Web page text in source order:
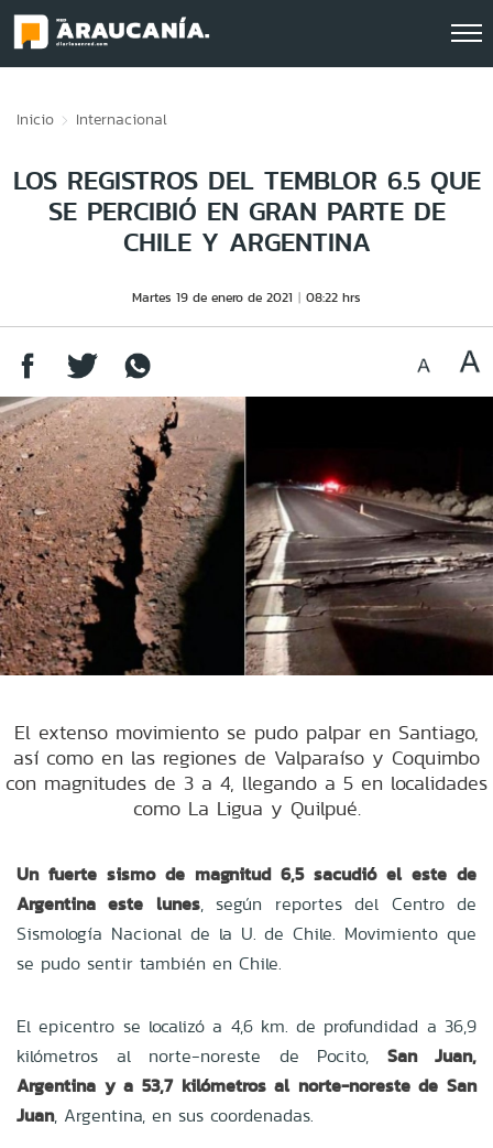
Inicio Internacional
LOS REGISTROS DEL TEMBLOR 6.5 QUE
SE PERCIBIÓ EN GRAN PARTE DE
CHILE Y ARGENTINA
Martes 19 de enero de 2021 08:22 hrs
El extenso movimiento se pudo palpar en Santiago,
así como en las regiones de Valparaíso y Coquimbo
con magnitudes de 3 a 4, llegando a 5 en localidades
como La Ligua y Quilpué.
Un fuerte sismo de magnitud 6,5 sacudió el este de
Argentina este lunes, según reportes del Centro de
Sismología Nacional de la U. de Chile. Movimiento que
se pudo sentir también en Chile.
El epicentro se localizó a 4,6 km. de profundidad a 36,9
kilómetros al norte-noreste de Pocito,
San Juan,
Argentina y a 53,7 kilómetros al norte-noreste de San
Juan, Argentina, en sus coordenadas.